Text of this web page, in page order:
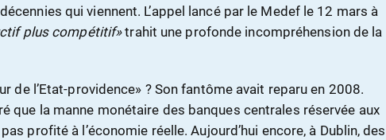
qui viennent. L’appel lancé par le Medef le 12 mars à
plus compétitif»trahit une profonde incompréhension de la
de l’Etat-providence» ? Son fantôme avait reparu en 2008.
que la manne monétaire des banques centrales réservée aux
profité à l’économie réelle. Aujourd’hui encore, à Dublin, des